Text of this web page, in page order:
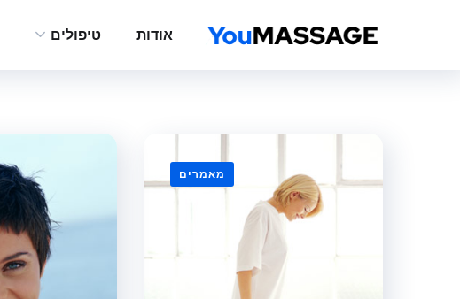
אודות טיפולים
מאמרים